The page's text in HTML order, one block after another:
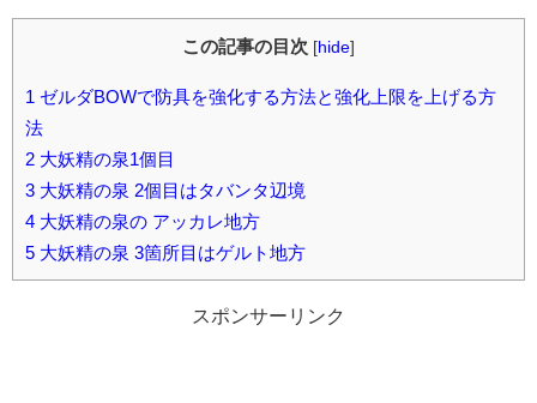
この記事の目次 [hide]
1 ゼルダBOWで防具を強化する方法と強化上限を上げる方
法
2 大妖精の泉1個目
3 大妖精の泉 2個目はタバンタ辺境
4 大妖精の泉の アッカレ地方
5 大妖精の泉 3箇所目はゲルト地方
スポンサーリンク